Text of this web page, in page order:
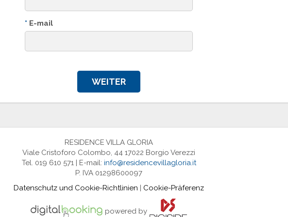
* E-mail
WEITER
RESIDENCE VILLA GLORIA
Viale Cristoforo Colombo, 44 17022 Borgio Verezzi
Tel. 019 610 571 | E-mail: info@residencevillagloria.it
P. IVA 01298600097
Datenschutz und Cookie-Richtlinien | Cookie-Präferenz
powered by